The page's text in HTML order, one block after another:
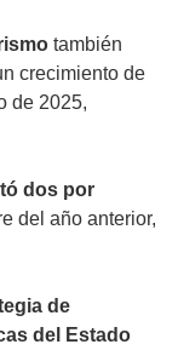
también
crecimiento de
de 2025,
dos por
del año anterior,
de
del Estado